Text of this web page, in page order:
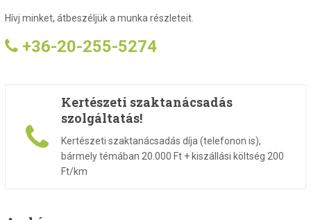
Hívj minket, átbeszéljük a munka részleteit.
+36-20-255-5274
Kertészeti szaktanácsadás
szolgáltatás!
Kertészeti szaktanácsadás díja (telefonon is),
bármely témában 20.000 Ft + kiszállási költség 200
Ft/km